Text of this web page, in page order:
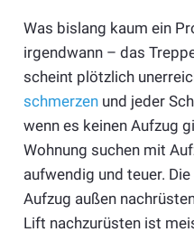
Was bislang kaum ein
irgendwann – das
scheint plötzlich
schmerzenund jeder
wenn es keinen Aufzug
Wohnung suchen mit
aufwendig und teuer.
Aufzug außen
Lift nachzurüsten ist